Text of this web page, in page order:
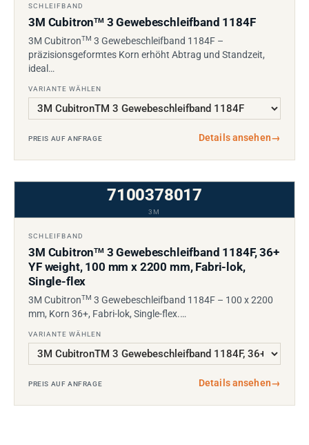
SCHLEIFBAND
3M CubitronTM3 Gewebeschleifband 1184F
3M CubitronTM 3 Gewebeschleifband 1184F –
präzisionsgeformtes Korn erhöht Abtrag und Standzeit,
ideal…
VARIANTE WÄHLEN
PREIS AUF ANFRAGE Details ansehen→
7100378017
3M
SCHLEIFBAND
3M CubitronTM3 Gewebeschleifband 1184F, 36+
YF weight, 100 mm x 2200 mm, Fabri-lok,
Single-flex
3M CubitronTM 3 Gewebeschleifband 1184F – 100 x 2200
mm, Korn 36+, Fabri-lok, Single-flex.…
VARIANTE WÄHLEN
PREIS AUF ANFRAGE Details ansehen→